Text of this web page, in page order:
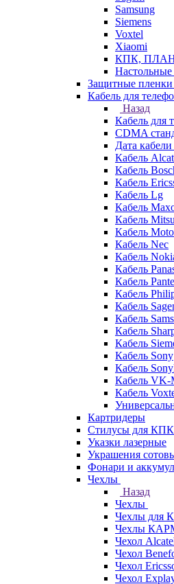
Samsung
Siemens
Voxtel
Xiaomi
КПК,
Настольные
Защитные
Кабель для
Назад
Кабель для
CDMA
Дата
Кабель
Кабель
Кабель
Кабель Lg
Кабель
Кабель
Кабель
Кабель Nec
Кабель
Кабель
Кабель
Кабель
Кабель
Кабель
Кабель
Кабель
Кабель Sony
Кабель
Кабель VK-
Кабель
Картридеры
Стилусы для КПК
Указки лазерные
Украшения
Фонари и
Чехлы
Назад
Чехлы
Чехлы для
Чехлы
Чехол
Чехол
Чехол
Чехол